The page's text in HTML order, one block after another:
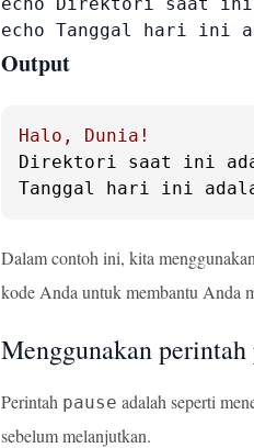
echo Tanggal hari ini
Output
Halo,
Dunia!
Direktori saat ini
Tanggal hari ini
Dalam contoh ini, kita menggunakan
kode Anda untuk membantu Anda
Menggunakan perintah
Perintah pause adalah seperti
sebelum melanjutkan.